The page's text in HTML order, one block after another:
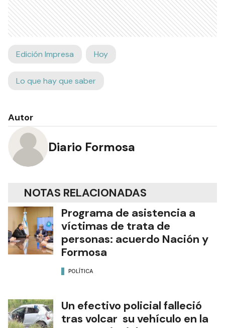
Edición Impresa Hoy
Lo que hay que saber
Autor
Diario Formosa
NOTAS RELACIONADAS
Programa de asistencia a
víctimas de trata de
personas: acuerdo Nación y
Formosa
POLÍTICA
Un efectivo policial falleció
tras volcar su vehículo en la